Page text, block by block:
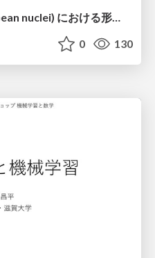
コーヒー豆様核 (Coffee-bean nuclei) における形態学的サブタイピングと精選・焙煎特性の同定
0 130